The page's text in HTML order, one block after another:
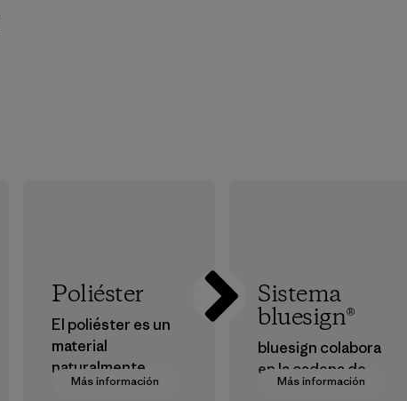
Más información
Poliéster
El poliéster es un
material
naturalmente
hidrófugo
Más información
Sistema
bluesign®
bluesign colabora
en la cadena de
suministro para